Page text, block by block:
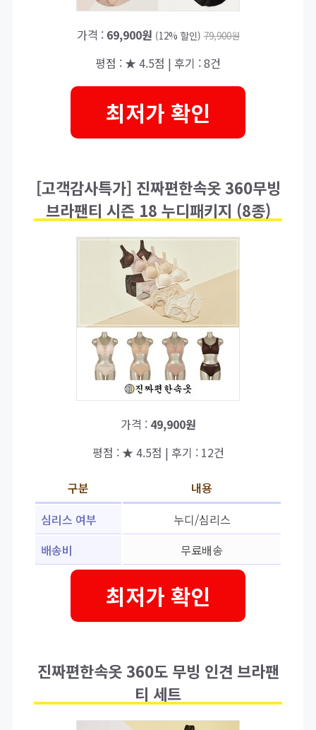
가격 : 69,900원 (12% 할인) 79,900원
평점 : ★ 4.5점 | 후기 : 8건
최저가 확인
[고객감사특가] 진짜편한속옷 360무빙
브라팬티 시즌 18 누디패키지 (8종)
가격 : 49,900원
평점 : ★ 4.5점 | 후기 : 12건
구분
내용
심리스 여부
누디/심리스
배송비
무료배송
최저가 확인
진짜편한속옷 360도 무빙 인견 브라팬
티 세트